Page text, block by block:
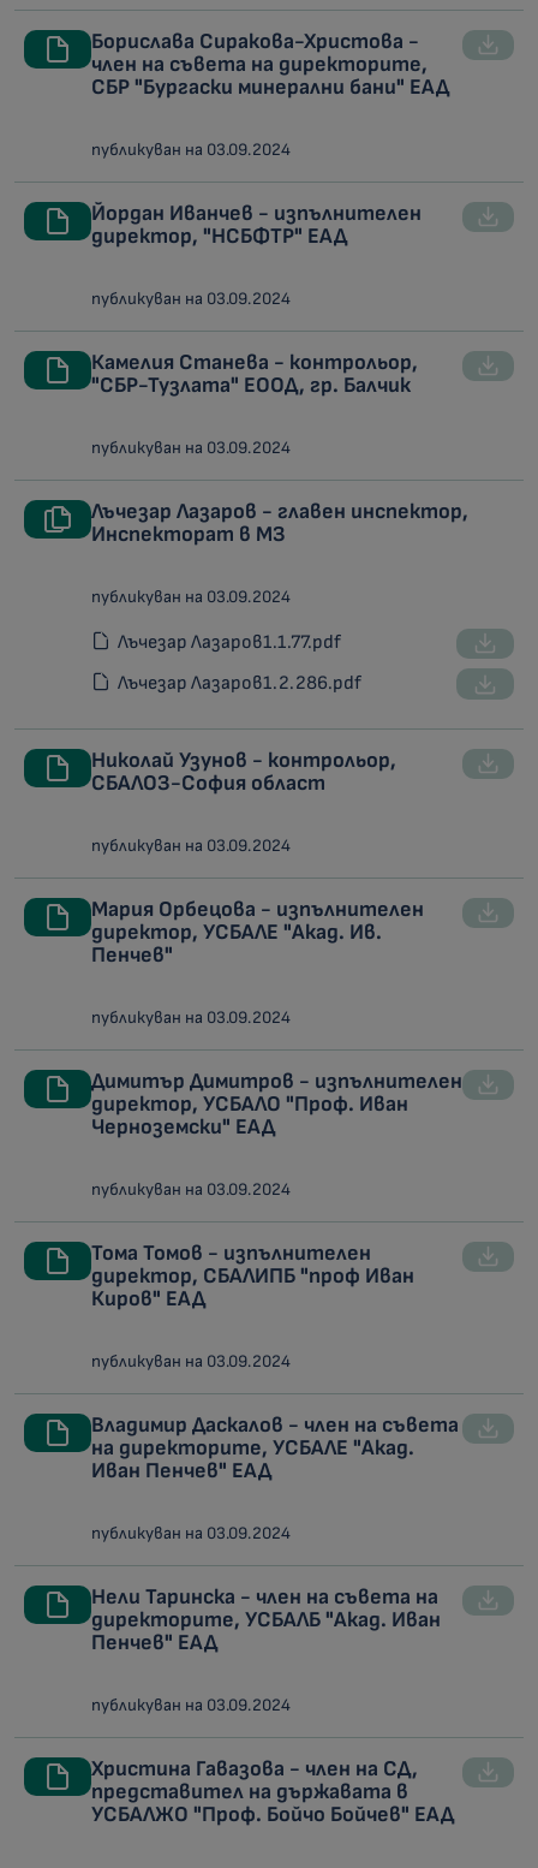
Борислава Сиракова-Христова -
член на съвета на директорите,
СБР "Бургаски минерални бани" ЕАД
публикуван на 03.09.2024
Йордан Иванчев - изпълнителен
директор, "НСБФТР" ЕАД
публикуван на 03.09.2024
Камелия Станева - контрольор,
"СБР-Тузлата" ЕООД, гр. Балчик
публикуван на 03.09.2024
Лъчезар Лазаров - главен инспектор,
Инспекторат в МЗ
публикуван на 03.09.2024
Лъчезар Лазаров1.1.77.pdf
Лъчезар Лазаров1.2.286.pdf
Николай Узунов - контрольор,
СБАЛОЗ-София област
публикуван на 03.09.2024
Мария Орбецова - изпълнителен
директор, УСБАЛЕ "Акад. Ив.
Пенчев"
публикуван на 03.09.2024
Димитър Димитров - изпълнителен
директор, УСБАЛО "Проф. Иван
Черноземски" ЕАД
публикуван на 03.09.2024
Тома Томов - изпълнителен
директор, СБАЛИПБ "проф Иван
Киров" ЕАД
публикуван на 03.09.2024
Владимир Даскалов - член на съвета
на директорите, УСБАЛЕ "Акад.
Иван Пенчев" ЕАД
публикуван на 03.09.2024
Нели Таринска - член на съвета на
директорите, УСБАЛБ "Акад. Иван
Пенчев" ЕАД
публикуван на 03.09.2024
Христина Гавазова - член на СД,
представител на държавата в
УСБАЛЖО "Проф. Бойчо Бойчев" ЕАД